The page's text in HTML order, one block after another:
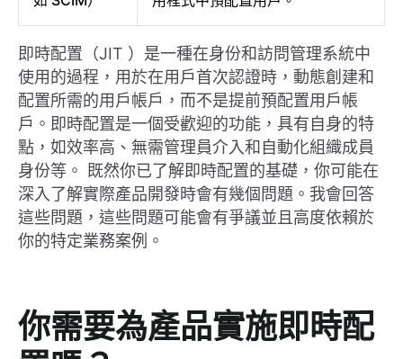
即時配置（JIT ）是一種在身份和訪問管理系統中
使用的過程，用於在用戶首次認證時，動態創建和
配置所需的用戶帳戶，而不是提前預配置用戶帳
戶。即時配置是一個受歡迎的功能，具有自身的特
點，如效率高、無需管理員介入和自動化組織成員
身份等。 既然你已了解即時配置的基礎，你可能在
深入了解實際產品開發時會有幾個問題。我會回答
這些問題，這些問題可能會有爭議並且高度依賴於
你的特定業務案例。
你需要為產品實施即時配